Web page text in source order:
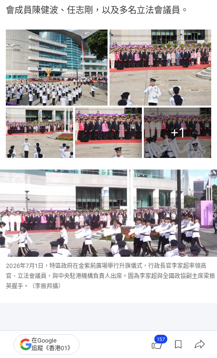
會成員陳健波、任志剛，以及多名立法會議員。
+1
2026年7月1日，特區政府在金紫荊廣場舉行升旗儀式，行政長官李家超率領高
官、立法會議員，與中央駐港機構負責人出席。圖為李家超與全國政協副主席梁振
英握手。（李振邦攝）
在Google
追蹤《香港01》
157